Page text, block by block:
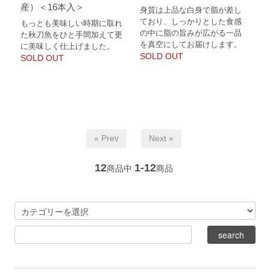
産）＜16本入＞
もっとも美味しい時期に取れ
た秋刀魚をひと手間加えて更
に美味しく仕上げました。
SOLD OUT
身質は上品な白身で脂が差し
ており、しっかりとした食感
の中に脂の旨みが広がる一品
を真空にしてお届けします。
SOLD OUT
« Prev Next »
12商品中 1-12商品